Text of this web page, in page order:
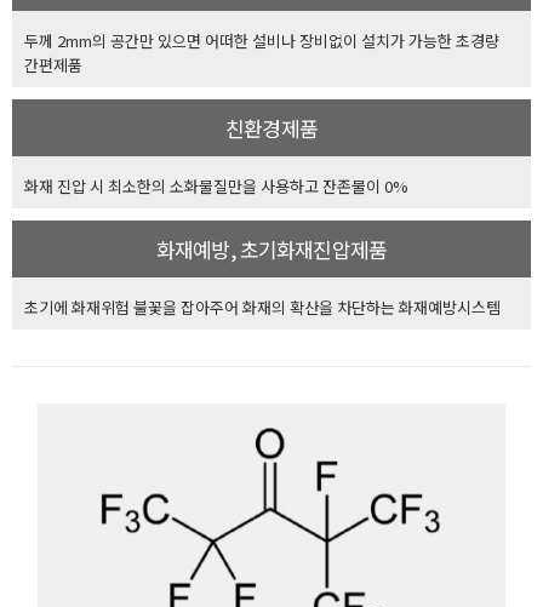
두께 2mm의 공간만 있으면 어떠한 설비나 장비없이 설치가 가능한 초경량
간편제품
친환경제품
화재 진압 시 최소한의 소화물질만을 사용하고 잔존물이 0%
화재예방, 초기화재진압제품
초기에 화재위험 불꽃을 잡아주어 화재의 확산을 차단하는 화재예방시스템